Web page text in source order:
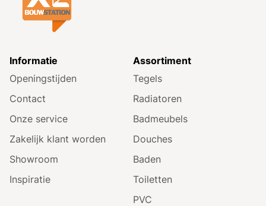
Informatie
Openingstijden
Contact
Onze service
Zakelijk klant worden
Showroom
Inspiratie
Assortiment
Tegels
Radiatoren
Badmeubels
Douches
Baden
Toiletten
PVC